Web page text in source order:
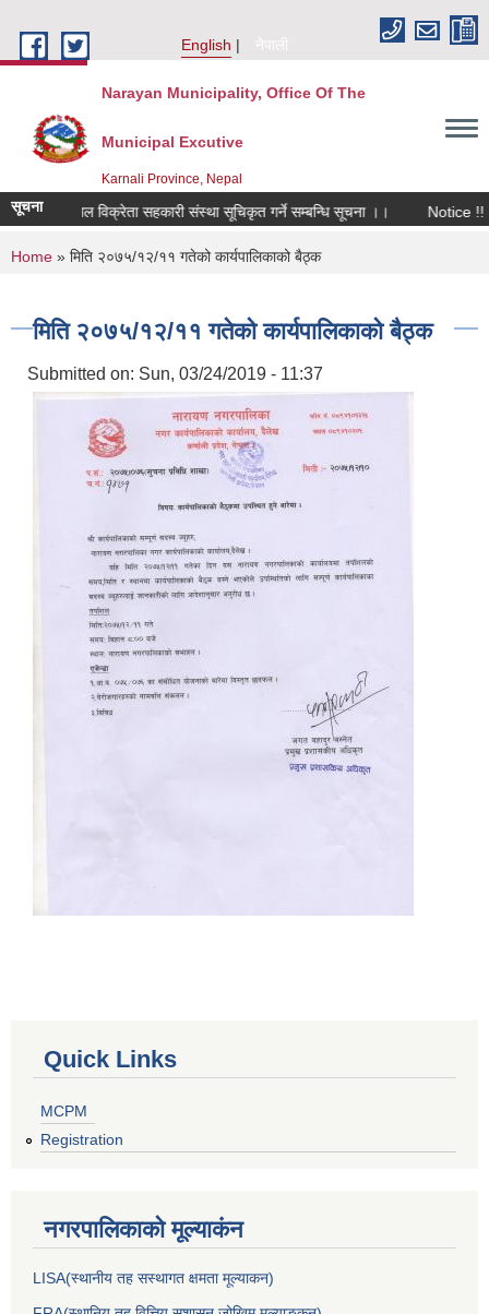
English
नेपाली
Narayan Municipality, Office Of The
Municipal Excutive
Karnali Province, Nepal
सूचना मल विक्रेता सहकारी संस्था सूचिकृत गर्ने सम्बन्धि सूचना ।। Notice !!
You are here
Home » मिति २०७५/१२/११ गतेको कार्यपालिकाको बैठ्क
मिति २०७५/१२/११ गतेको कार्यपालिकाको बैठ्क
Submitted on: Sun, 03/24/2019 - 11:37
Quick Links
MCPM
Registration
नगरपालिकाकाे मूल्याकंन
LISA(स्थानीय तह सस्थागत क्षमता मूल्याक‌न)